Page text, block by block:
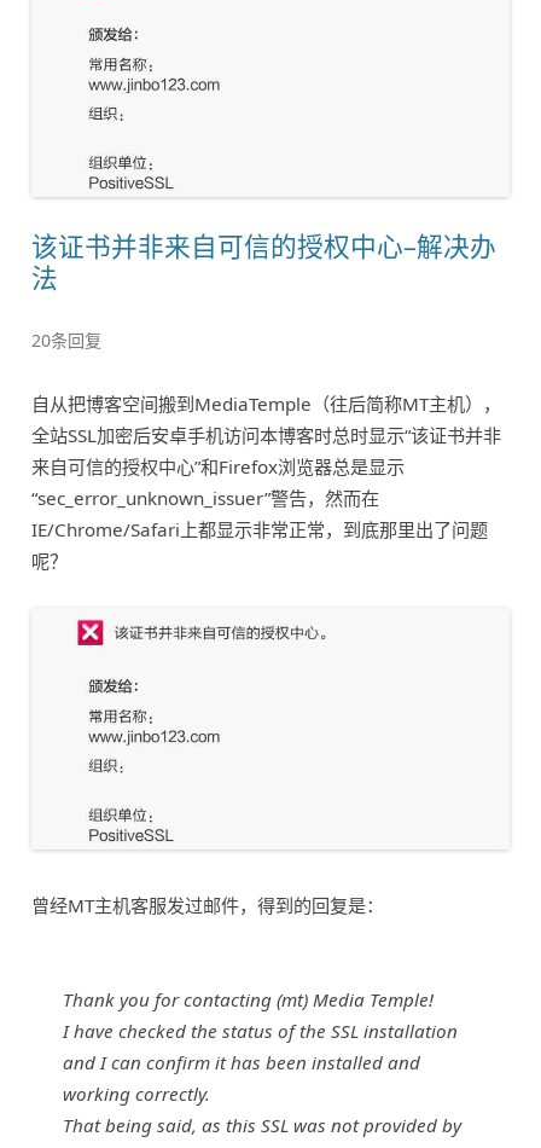
该证书并非来自可信的授权中心–解决办
法
20条回复
自从把博客空间搬到MediaTemple（往后简称MT主机），
全站SSL加密后安卓手机访问本博客时总时显示“该证书并非
来自可信的授权中心”和Firefox浏览器总是显示
“sec_error_unknown_issuer”警告，然而在
IE/Chrome/Safari上都显示非常正常，到底那里出了问题
呢？
曾经MT主机客服发过邮件，得到的回复是：
Thank you for contacting (mt) Media Temple!
I have checked the status of the SSL installation
and I can confirm it has been installed and
working correctly.
That being said, as this SSL was not provided by